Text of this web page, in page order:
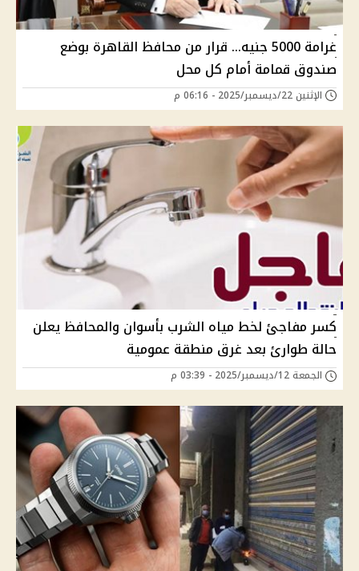
غرامة 5000 جنيه… قرار من محافظ القاهرة بوضع
صندوق قمامة أمام كل محل
الإثنين 22/ديسمبر/2025 - 06:16 م
كسر مفاجئ لخط مياه الشرب بأسوان والمحافظ يعلن
حالة طوارئ بعد غرق منطقة عمومية
الجمعة 12/ديسمبر/2025 - 03:39 م